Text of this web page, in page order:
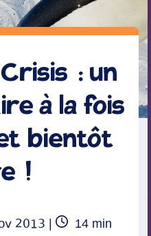
: un
à la fois
bientôt
!
2013
Temps
14min